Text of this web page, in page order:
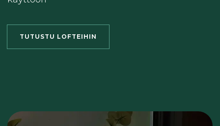
TUTUSTU LOFTEIHIN